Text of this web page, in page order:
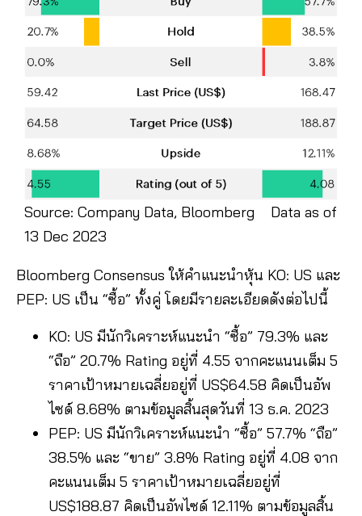
Source: Company Data, Bloomberg Data as of
13 Dec 2023
Bloomberg Consensus ให้คำแนะนำหุ้น KO: US และ
PEP: US เป็น “ซื้อ” ทั้งคู่ โดยมีรายละเอียดดังต่อไปนี้
KO: US มีนักวิเคราะห์แนะนำ “ซื้อ” 79.3% และ
“ถือ” 20.7% Rating อยู่ที่ 4.55 จากคะแนนเต็ม 5
ราคาเป้าหมายเฉลี่ยอยู่ที่ US$64.58 คิดเป็นอัพ
ไซด์ 8.68% ตามข้อมูลสิ้นสุดวันที่ 13 ธ.ค. 2023
PEP: US มีนักวิเคราะห์แนะนำ “ซื้อ” 57.7% “ถือ”
38.5% และ “ขาย” 3.8% Rating อยู่ที่ 4.08 จาก
คะแนนเต็ม 5 ราคาเป้าหมายเฉลี่ยอยู่ที่
US$188.87 คิดเป็นอัพไซด์ 12.11% ตามข้อมูลสิ้น